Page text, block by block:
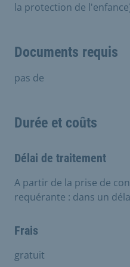
la protection de
Documents requis
pas de
Durée et coûts
Délai de traitement
A partir de la prise de
requérante : dans un
Frais
gratuit